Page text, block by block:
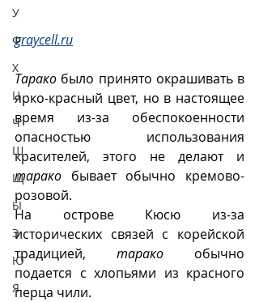
У
Ф
Х
Ц
Ч
Ш
Щ
Ы
Э
Ю
Я
graycell.ru
Тарако было принято окрашивать в
ярко-красный цвет, но в настоящее
время из-за обеспокоенности
опасностью использования
тарако бывает обычно кремово-
розовой.
На острове Кюсю из-за
исторических связей с корейской
традицией, тарако обычно
подается с хлопьями из красного
перца чили.